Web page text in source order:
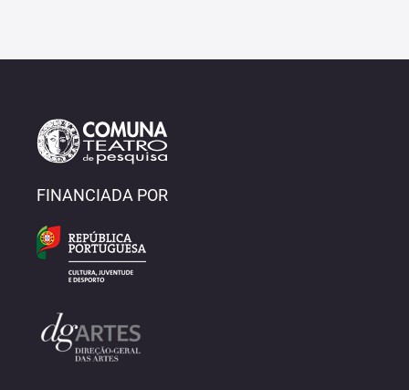
FINANCIADA POR